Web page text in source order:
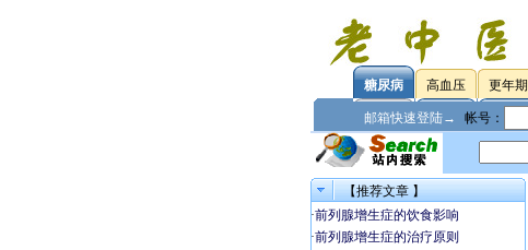
糖尿病 高血压 更年期
邮箱快速登陆→ 帐号：
【推荐文章 】
·前列腺增生症的饮食影响
·前列腺增生症的治疗原则